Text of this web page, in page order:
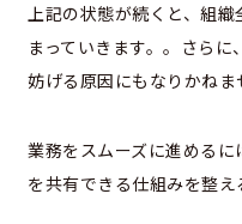
上記の状態が続くと、組
まっていきます。。さら
妨げる原因にもなりかねま
業務をスムーズに進める
を共有できる仕組みを整え